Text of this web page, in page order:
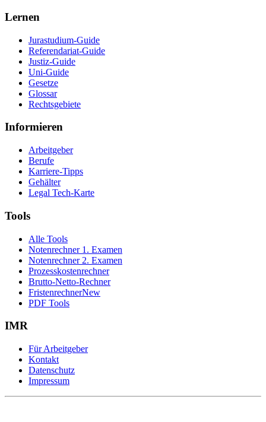
Lernen
Jurastudium-Guide
Referendariat-Guide
Justiz-Guide
Uni-Guide
Gesetze
Glossar
Rechtsgebiete
Informieren
Arbeitgeber
Berufe
Karriere-Tipps
Gehälter
Legal Tech-Karte
Tools
Alle Tools
Notenrechner 1. Examen
Notenrechner 2. Examen
Prozesskostenrechner
Brutto-Netto-Rechner
FristenrechnerNew
PDF Tools
IMR
Für Arbeitgeber
Kontakt
Datenschutz
Impressum